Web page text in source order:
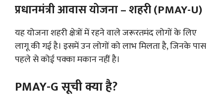
प्रधानमंत्री आवास योजना – शहरी (PMAY-U)
यह योजना शहरी क्षेत्रों में रहने वाले जरूरतमंद लोगों के लिए
लागू की गई है। इसमें उन लोगों को लाभ मिलता है, जिनके पास
पहले से कोई पक्का मकान नहीं है।
PMAY-G सूची क्या है?